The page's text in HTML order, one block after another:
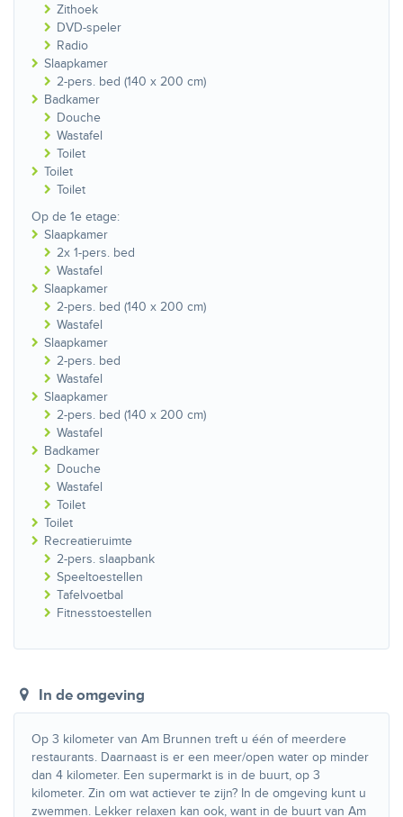
Zithoek
DVD-speler
Radio
Slaapkamer
2-pers. bed (140 x 200 cm)
Badkamer
Douche
Wastafel
Toilet
Toilet
Toilet
Op de 1e etage:
Slaapkamer
2x 1-pers. bed
Wastafel
Slaapkamer
2-pers. bed (140 x 200 cm)
Wastafel
Slaapkamer
2-pers. bed
Wastafel
Slaapkamer
2-pers. bed (140 x 200 cm)
Wastafel
Badkamer
Douche
Wastafel
Toilet
Toilet
Recreatieruimte
2-pers. slaapbank
Speeltoestellen
Tafelvoetbal
Fitnesstoestellen
In de omgeving
Op 3 kilometer van Am Brunnen treft u één of meerdere
restaurants. Daarnaast is er een meer/open water op minder
dan 4 kilometer. Een supermarkt is in de buurt, op 3
kilometer. Zin om wat actiever te zijn? In de omgeving kunt u
zwemmen. Lekker relaxen kan ook, want in de buurt van Am